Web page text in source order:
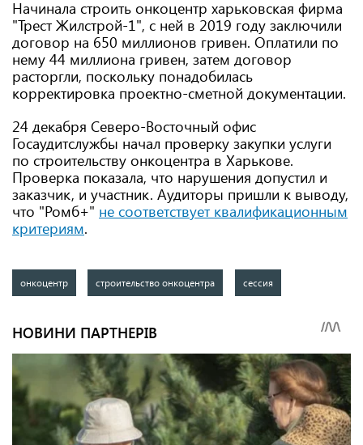
Начинала строить онкоцентр харьковская фирма
"Трест Жилстрой-1", с ней в 2019 году заключили
договор на 650 миллионов гривен. Оплатили по
нему 44 миллиона гривен, затем договор
расторгли, поскольку понадобилась
корректировка проектно-сметной документации.
24 декабря Северо-Восточный офис
Госаудитслужбы начал проверку закупки услуги
по строительству онкоцентра в Харькове.
Проверка показала, что нарушения допустил и
заказчик, и участник. Аудиторы пришли к выводу,
что "Ромб+" не соответствует квалификационным
критериям.
онкоцентр строительство онкоцентра сессия